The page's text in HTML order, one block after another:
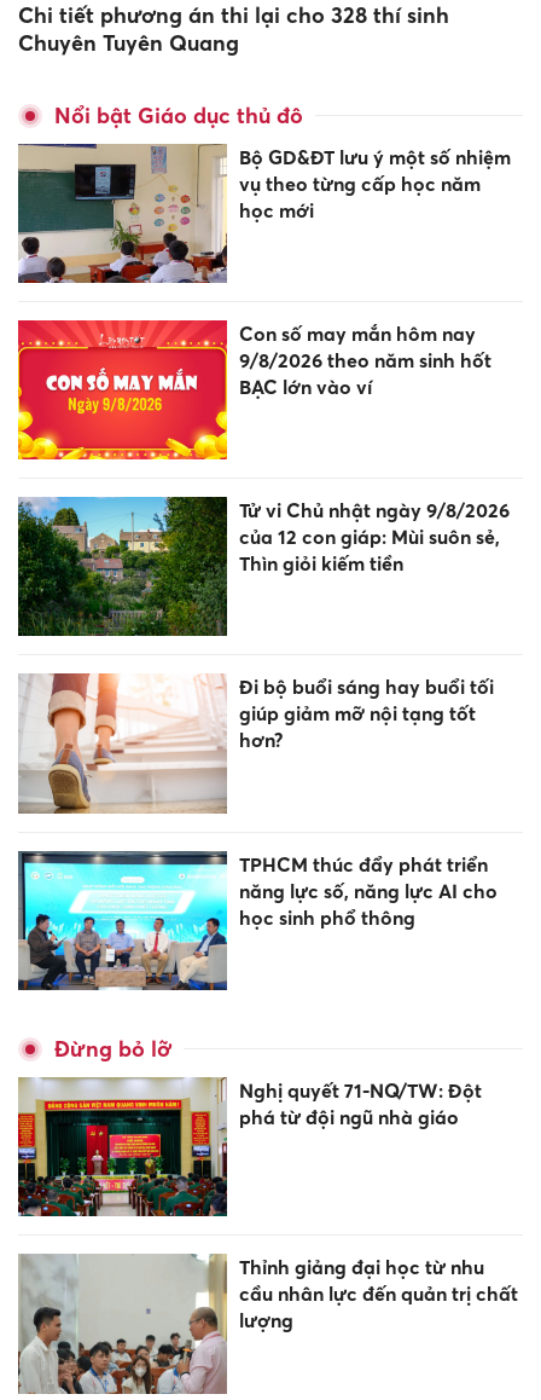
Chi tiết phương án thi lại cho 328 thí sinh
Chuyên Tuyên Quang
Nổi bật Giáo dục thủ đô
Bộ GD&ĐT lưu ý một số nhiệm
vụ theo từng cấp học năm
học mới
Con số may mắn hôm nay
9/8/2026 theo năm sinh hốt
BẠC lớn vào ví
Tử vi Chủ nhật ngày 9/8/2026
của 12 con giáp: Mùi suôn sẻ,
Thìn giỏi kiếm tiền
Đi bộ buổi sáng hay buổi tối
giúp giảm mỡ nội tạng tốt
hơn?
TPHCM thúc đẩy phát triển
năng lực số, năng lực AI cho
học sinh phổ thông
Đừng bỏ lỡ
Nghị quyết 71-NQ/TW: Đột
phá từ đội ngũ nhà giáo
Thỉnh giảng đại học từ nhu
cầu nhân lực đến quản trị chất
lượng